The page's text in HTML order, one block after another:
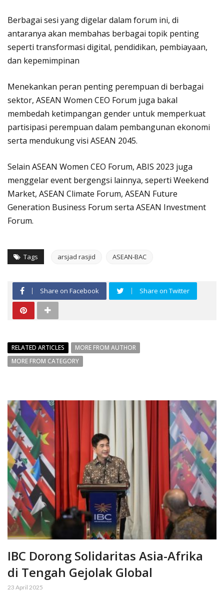
Berbagai sesi yang digelar dalam forum ini, di
antaranya akan membahas berbagai topik penting
seperti transformasi digital, pendidikan, pembiayaan,
dan kepemimpinan
Menekankan peran penting perempuan di berbagai
sektor, ASEAN Women CEO Forum juga bakal
membedah ketimpangan gender untuk memperkuat
partisipasi perempuan dalam pembangunan ekonomi
serta mendukung visi ASEAN 2045.
Selain ASEAN Women CEO Forum, ABIS 2023 juga
menggelar event bergengsi lainnya, seperti Weekend
Market, ASEAN Climate Forum, ASEAN Future
Generation Business Forum serta ASEAN Investment
Forum.
Tags arsjad rasjid ASEAN-BAC
Share on Facebook Share on Twitter
RELATED ARTICLES
MORE FROM AUTHOR
MORE FROM CATEGORY
IBC Dorong Solidaritas Asia-Afrika
di Tengah Gejolak Global
23 April 2025